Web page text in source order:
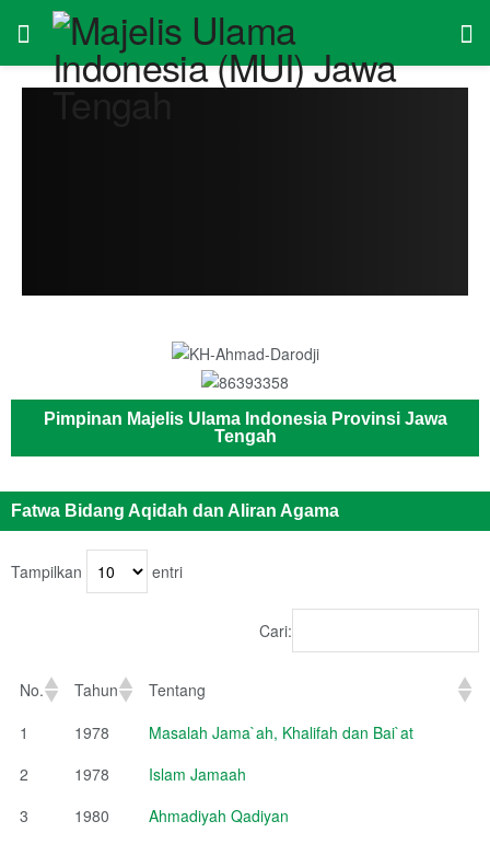
Pimpinan Majelis Ulama Indonesia Provinsi Jawa
Tengah
Fatwa Bidang Aqidah dan Aliran Agama
Tampilkan entri
Cari:
No. Tahun
Tentang
1
1978
Masalah Jama`ah, Khalifah dan Bai`at
2
1978
Islam Jamaah
3
1980
Ahmadiyah Qadiyan